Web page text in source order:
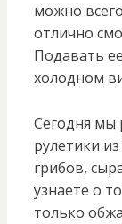
можно
отлично
Подавать
холодном
Сегодня мы
рулетики
грибов,
узнаете о
только